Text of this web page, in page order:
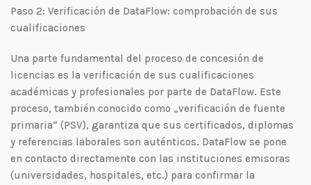
Paso 2: Verificación de DataFlow: comprobación de sus
cualificaciones
Una parte fundamental del proceso de concesión de
licencias es la verificación de sus cualificaciones
académicas y profesionales por parte de DataFlow. Este
proceso, también conocido como „verificación de fuente
primaria“ (PSV), garantiza que sus certificados, diplomas
y referencias laborales son auténticos. DataFlow se pone
en contacto directamente con las instituciones emisoras
(universidades, hospitales, etc.) para confirmar la